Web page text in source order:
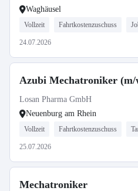
Waghäusel
Vollzeit Fahrtkostenzuschuss
24.07.2026
Azubi Mechatroniker (m/
Losan Pharma GmbH
Neuenburg am Rhein
Vollzeit Fahrtkostenzuschuss
25.07.2026
Mechatroniker